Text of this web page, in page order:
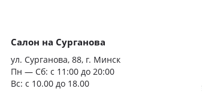
Салон на Сурганова
ул. Сурганова, 88, г. Минск
Пн — Сб: с 11:00 до 20:00
Вс: с 10.00 до 18.00